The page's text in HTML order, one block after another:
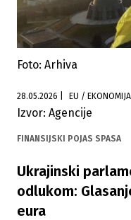
Foto: Arhiva
28.05.2026 EU / EKONOMIJA
Izvor: Agencije
FINANSIJSKI POJAS SPASA
Ukrajinski
odlukom:
eura